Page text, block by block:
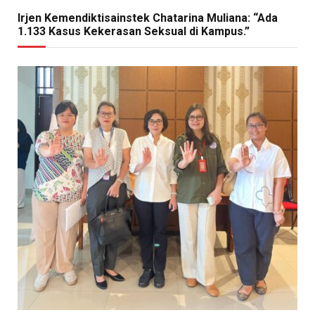
Irjen Kemendiktisainstek Chatarina Muliana: “Ada
1.133 Kasus Kekerasan Seksual di Kampus.”